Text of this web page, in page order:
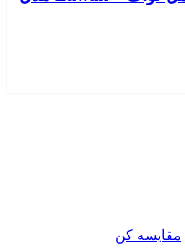
مقایسه کن